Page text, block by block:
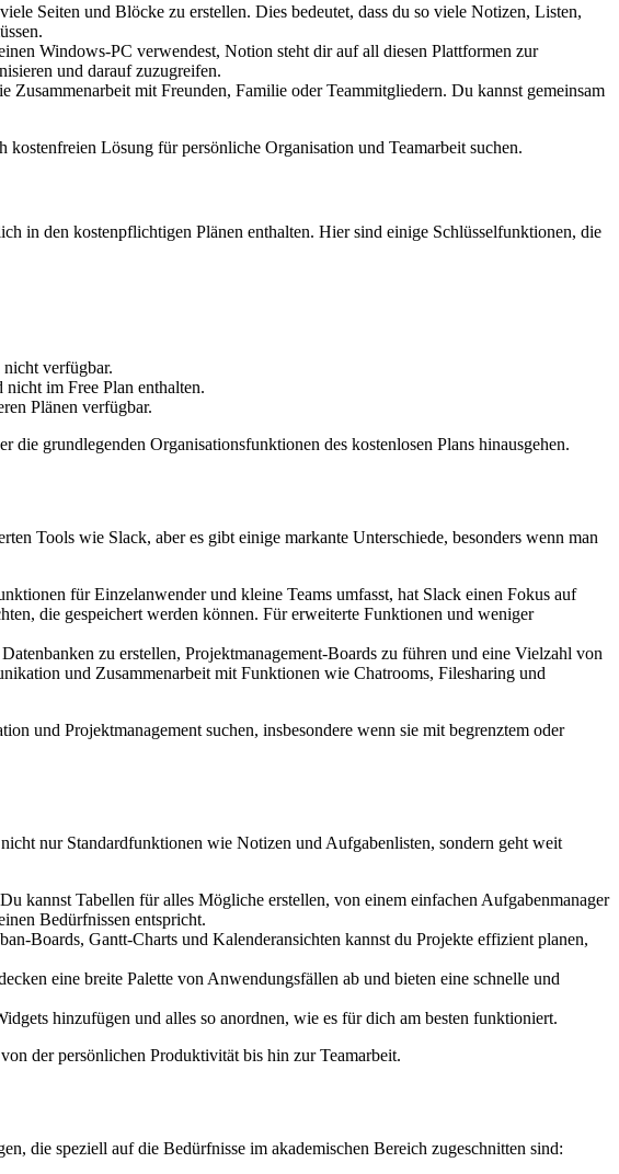
Seiten und Blöcke zu erstellen. Dies bedeutet, dass du so viele Notizen, Listen,
Windows-PC verwendest, Notion steht dir auf all diesen Plattformen zur
und darauf zuzugreifen.
mit Freunden, Familie oder Teammitgliedern. Du kannst gemeinsam
Lösung für persönliche Organisation und Teamarbeit suchen.
in den kostenpflichtigen Plänen enthalten. Hier sind einige Schlüsselfunktionen, die
verfügbar.
im Free Plan enthalten.
Plänen verfügbar.
grundlegenden Organisationsfunktionen des kostenlosen Plans hinausgehen.
Tools wie Slack, aber es gibt einige markante Unterschiede, besonders wenn man
für Einzelanwender und kleine Teams umfasst, hat Slack einen Fokus auf
die gespeichert werden können. Für erweiterte Funktionen und weniger
zu erstellen, Projektmanagement-Boards zu führen und eine Vielzahl von
und Zusammenarbeit mit Funktionen wie Chatrooms, Filesharing und
und Projektmanagement suchen, insbesondere wenn sie mit begrenztem oder
nur Standardfunktionen wie Notizen und Aufgabenlisten, sondern geht weit
kannst Tabellen für alles Mögliche erstellen, von einem einfachen Aufgabenmanager
Bedürfnissen entspricht.
Boards, Gantt-Charts und Kalenderansichten kannst du Projekte effizient planen,
eine breite Palette von Anwendungsfällen ab und bieten eine schnelle und
hinzufügen und alles so anordnen, wie es für dich am besten funktioniert.
der persönlichen Produktivität bis hin zur Teamarbeit.
die speziell auf die Bedürfnisse im akademischen Bereich zugeschnitten sind: